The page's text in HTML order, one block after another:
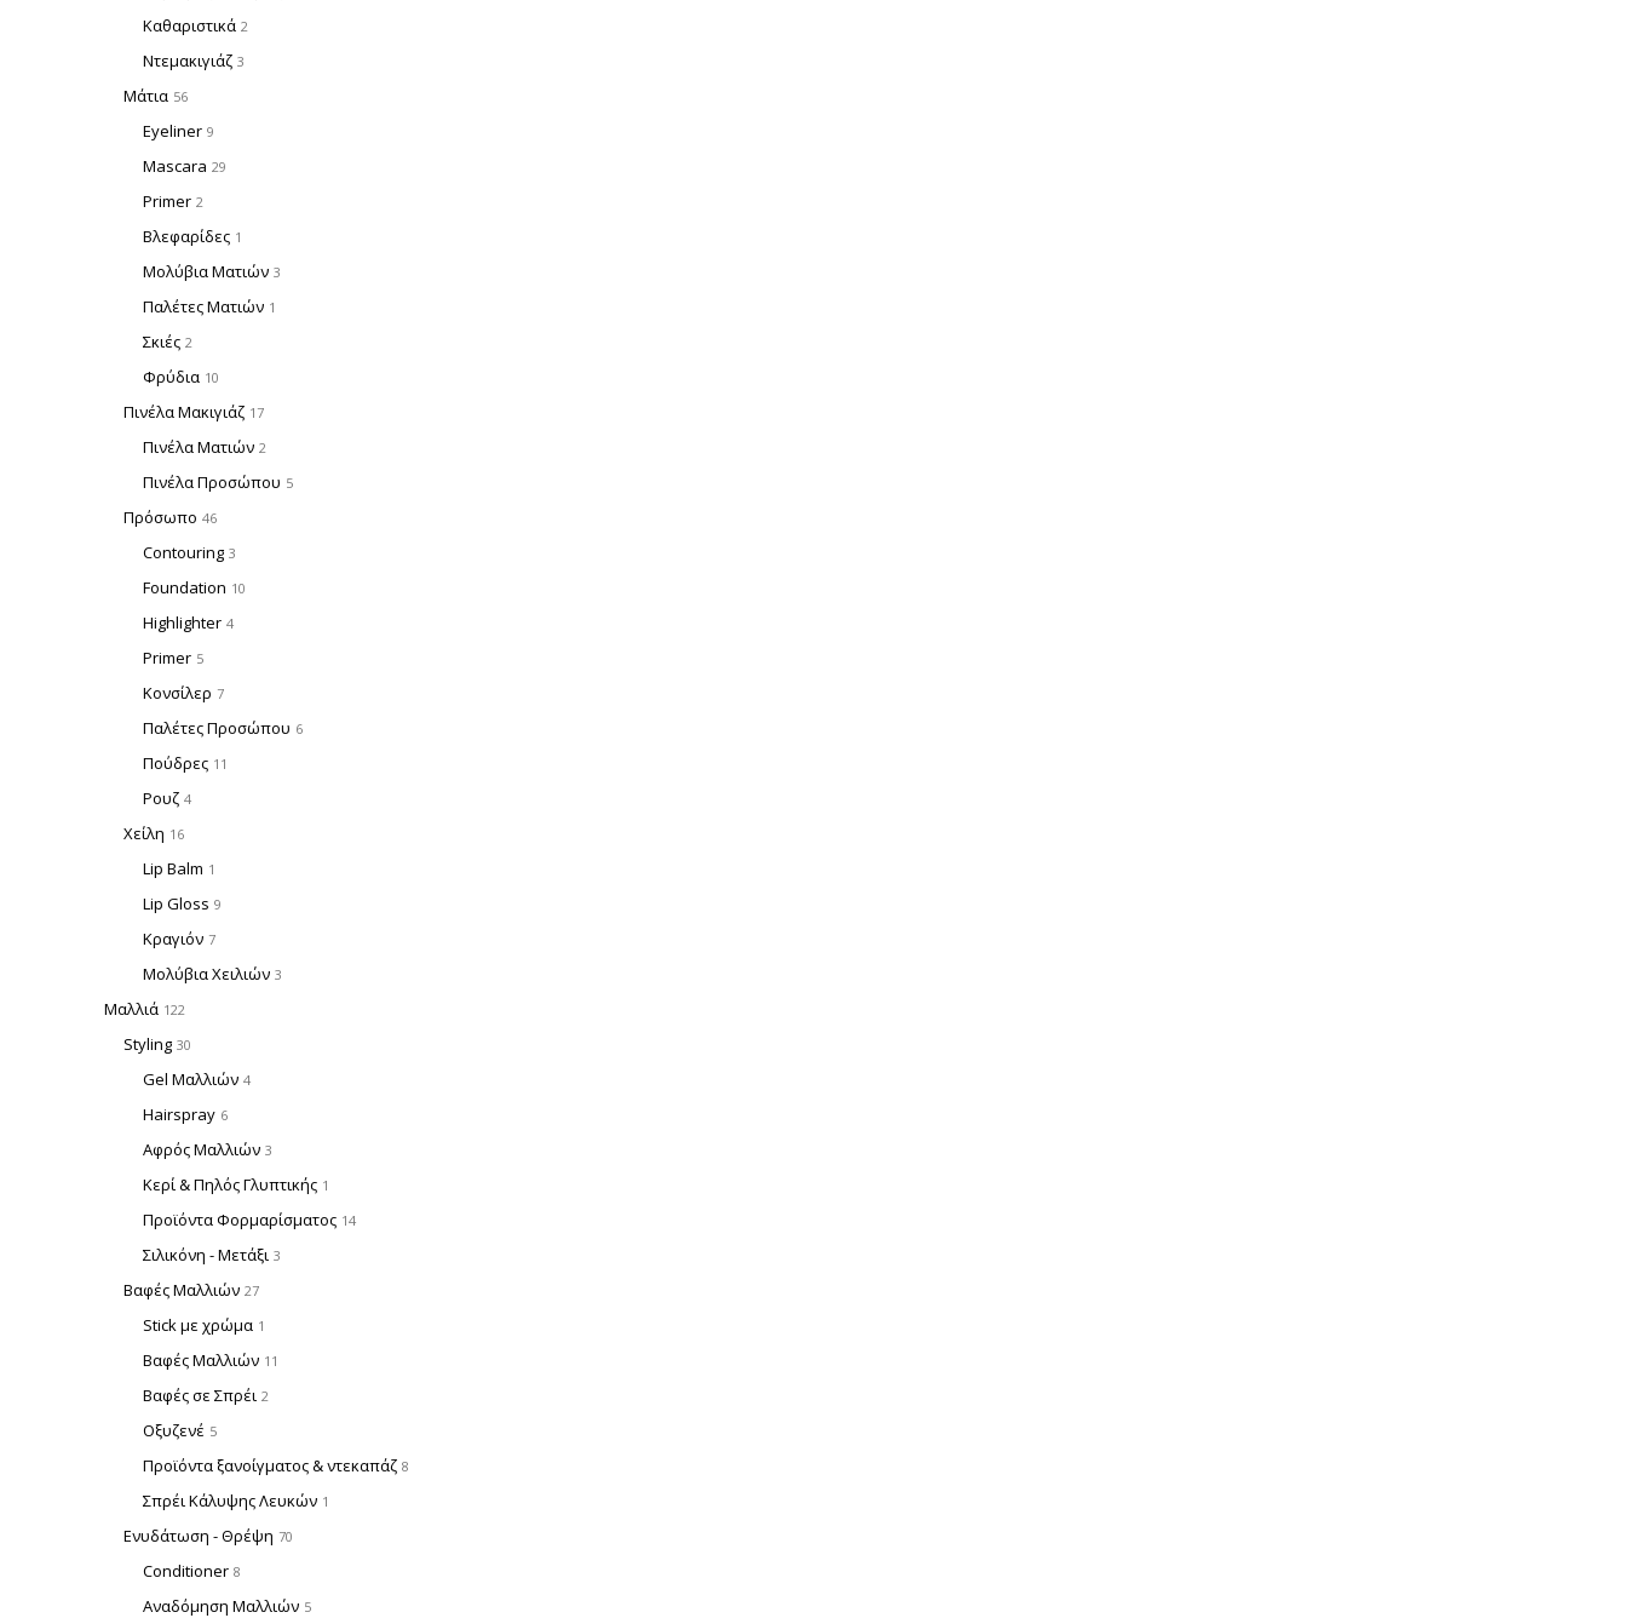
Καθαριστικά 2
Ντεμακιγιάζ 3
Μάτια 56
Eyeliner 9
Mascara 29
Primer 2
Βλεφαρίδες 1
Μολύβια Ματιών 3
Παλέτες Ματιών 1
Σκιές 2
Φρύδια 10
Πινέλα Μακιγιάζ 17
Πινέλα Ματιών 2
Πινέλα Προσώπου 5
Πρόσωπο 46
Contouring 3
Foundation 10
Highlighter 4
Primer 5
Κονσίλερ 7
Παλέτες Προσώπου 6
Πούδρες 11
Ρουζ 4
Χείλη 16
Lip Balm 1
Lip Gloss 9
Κραγιόν 7
Μολύβια Χειλιών 3
Μαλλιά 122
Styling 30
Gel Μαλλιών 4
Hairspray 6
Αφρός Μαλλιών 3
Κερί & Πηλός Γλυπτικής 1
Προϊόντα Φορμαρίσματος 14
Σιλικόνη - Μετάξι 3
Βαφές Μαλλιών 27
Stick με χρώμα 1
Βαφές Μαλλιών 11
Βαφές σε Σπρέι 2
Οξυζενέ 5
Προϊόντα ξανοίγματος & ντεκαπάζ 8
Σπρέι Κάλυψης Λευκών 1
Ενυδάτωση - Θρέψη 70
Conditioner 8
Αναδόμηση Μαλλιών 5